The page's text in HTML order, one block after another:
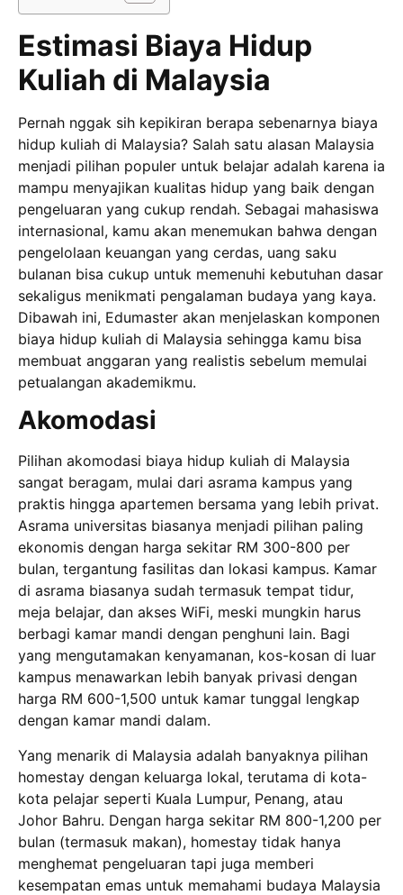
Estimasi Biaya Hidup
Kuliah di Malaysia
Pernah nggak sih kepikiran berapa sebenarnya biaya
hidup kuliah di Malaysia? Salah satu alasan Malaysia
menjadi pilihan populer untuk belajar adalah karena ia
mampu menyajikan kualitas hidup yang baik dengan
pengeluaran yang cukup rendah. Sebagai mahasiswa
internasional, kamu akan menemukan bahwa dengan
pengelolaan keuangan yang cerdas, uang saku
bulanan bisa cukup untuk memenuhi kebutuhan dasar
sekaligus menikmati pengalaman budaya yang kaya.
Dibawah ini, Edumaster akan menjelaskan komponen
biaya hidup kuliah di Malaysia sehingga kamu bisa
membuat anggaran yang realistis sebelum memulai
petualangan akademikmu.
Akomodasi
Pilihan akomodasi biaya hidup kuliah di Malaysia
sangat beragam, mulai dari asrama kampus yang
praktis hingga apartemen bersama yang lebih privat.
Asrama universitas biasanya menjadi pilihan paling
ekonomis dengan harga sekitar RM 300-800 per
bulan, tergantung fasilitas dan lokasi kampus. Kamar
di asrama biasanya sudah termasuk tempat tidur,
meja belajar, dan akses WiFi, meski mungkin harus
berbagi kamar mandi dengan penghuni lain. Bagi
yang mengutamakan kenyamanan, kos-kosan di luar
kampus menawarkan lebih banyak privasi dengan
harga RM 600-1,500 untuk kamar tunggal lengkap
dengan kamar mandi dalam.
Yang menarik di Malaysia adalah banyaknya pilihan
homestay dengan keluarga lokal, terutama di kota-
kota pelajar seperti Kuala Lumpur, Penang, atau
Johor Bahru. Dengan harga sekitar RM 800-1,200 per
bulan (termasuk makan), homestay tidak hanya
menghemat pengeluaran tapi juga memberi
kesempatan emas untuk memahami budaya Malaysia